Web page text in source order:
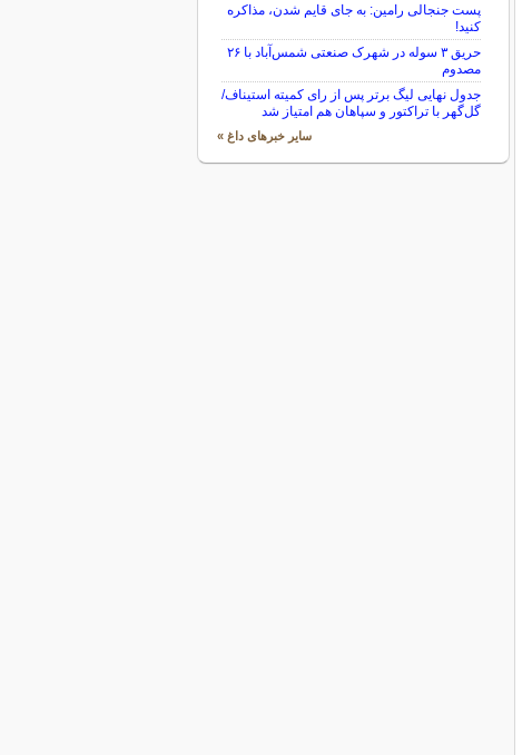
پست جنجالی رامین: به جای قایم شدن، مذاکره
کنید!
حریق ۳ سوله در شهرک صنعتی شمس‌آباد با ۲۶
مصدوم
جدول نهایی لیگ برتر پس از رای کمیته استیناف/
گل‌گهر با تراکتور و سپاهان هم امتیاز شد
سایر خبرهای داغ »